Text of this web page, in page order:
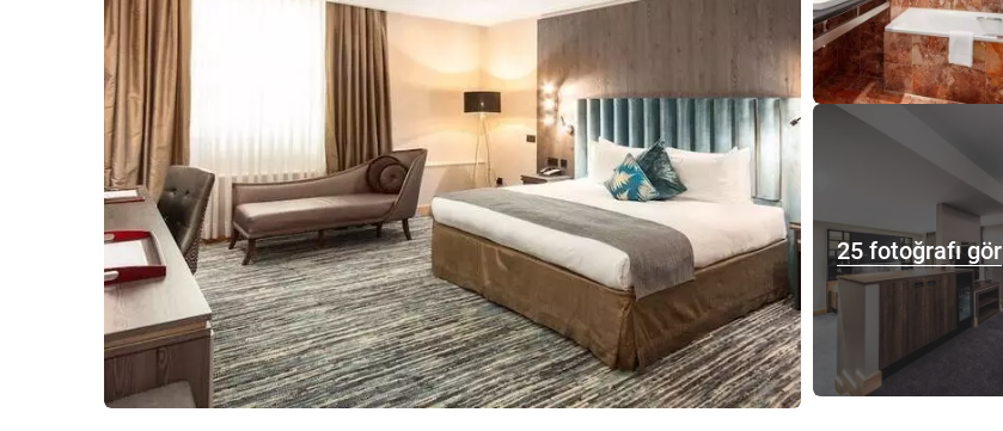
25 fotoğrafı gör